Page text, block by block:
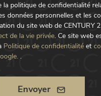
la politique de confidentialité
données personnelles et les
du site web de CENTURY
de la vie privée. Ce site web
Politique de confidentialité et
.
Envoyer